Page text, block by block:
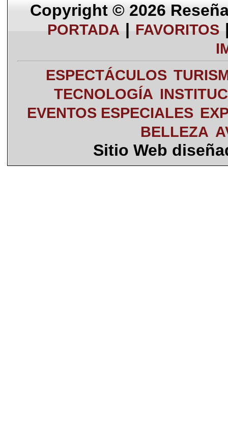
Copyright © 2026
PORTADA | FAVORITOS
ESPECTÁCULOS
TECNOLOGÍA
EVENTOS ESPECIALES
BELLEZA
Sitio Web